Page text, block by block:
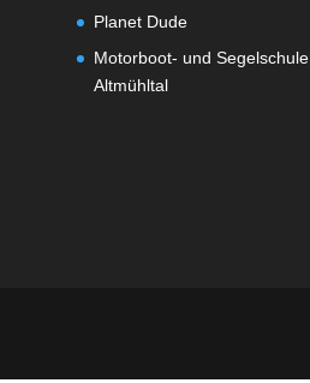
Planet Dude
Motorboot- und Segelschule
Altmühltal